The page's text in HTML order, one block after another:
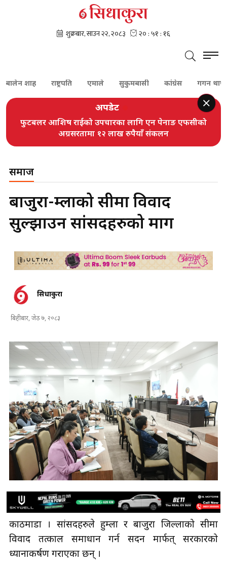
शाह राष्ट्रपति एमाले सुकुमबासी कांग्रेस गगन थापा
अपडेट
फुटबलर आशिष राईको उपचारका लागि एन पेनाङ एफसीको
अग्रसरतामा १२ लाख रुपैयाँ संकलन
समाज
बाजुरा-हुम्लाको सीमा विवाद
सुल्झाउन सांसदहरुको माग
सिधाकुरा
बिहीबार, जेठ ७, २०८३
काठमाडौँ । सांसदहरुले हुम्ला र बाजुरा जिल्लाको सीमा
विवाद तत्काल समाधान गर्न सदन मार्फत् सरकारको
ध्यानाकर्षण गराएका छन् ।